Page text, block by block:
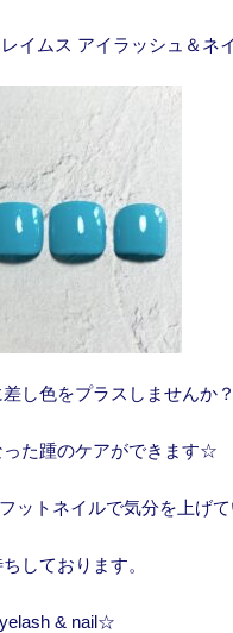
イムス アイラッシュ＆ネ
し色をプラスしませんか？
た踵のケアができます☆
ットネイルで気分を上げ
しております。
& nail☆